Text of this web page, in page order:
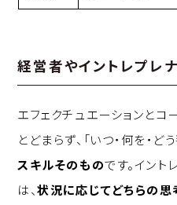
経営者やイントレプレ
エフェクチュエーションとコ
とどまらず、「いつ・何を・ど
スキルそのものです。イン
は、状況に応じてどちらの